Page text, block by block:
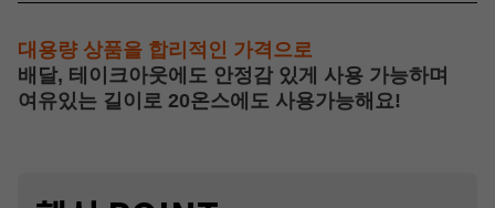
대용량 상품을 합리적인 가격으로
배달, 테이크아웃에도 안정감 있게 사용 가능하며
여유있는 길이로 20온스에도 사용가능해요!